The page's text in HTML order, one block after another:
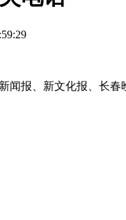
报、新文化报、长